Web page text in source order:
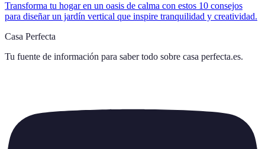
Transforma tu hogar en un oasis de calma con estos 10 consejos
para diseñar un jardín vertical que inspire tranquilidad y creatividad.
Casa Perfecta
Tu fuente de información para saber todo sobre casa perfecta.es.